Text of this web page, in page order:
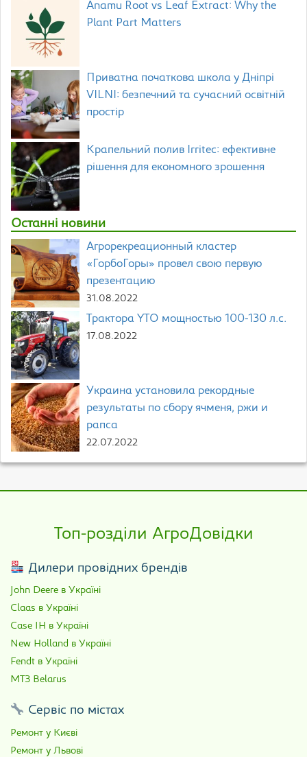
Anamu Root vs Leaf Extract: Why the
Plant Part Matters
Приватна початкова школа у Дніпрі
VILNI: безпечний та сучасний освітній
простір
Крапельний полив Irritec: ефективне
рішення для економного зрошення
Останні новини
Агрорекреационный кластер
«ГорбоГоры» провел свою первую
презентацию
31.08.2022
Трактора YTO мощностью 100-130 л.с.
17.08.2022
Украина установила рекордные
результаты по сбору ячменя, ржи и
рапса
22.07.2022
Топ-розділи АгроДовідки
Дилери провідних брендів
John Deere в Україні
Claas в Україні
Case IH в Україні
New Holland в Україні
Fendt в Україні
МТЗ Belarus
Сервіс по містах
Ремонт у Києві
Ремонт у Львові